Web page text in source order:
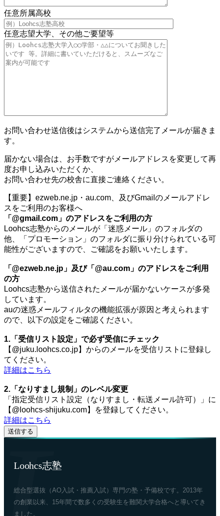
任意所属高校
任意志望大学、その他ご要望等
お問い合わせ送信後はシステムから送信完了メールが届きま
す。
届かない場合は、お手数ですがメールアドレスを変更して再
度お申し込みいただくか、
お問い合わせ先の校舎に直接ご連絡ください。
【重要】ezweb.ne.jp・au.com、及びGmailのメールアドレ
スをご利用のお客様へ
「@gmail.com」のアドレスをご利用の方
Loohcs志塾からのメールが「迷惑メール」のフォルダの
他、「プロモーション」のフォルダに振り分けられている可
能性がございますので、ご確認をお願いいたします。
「@ezweb.ne.jp」及び「@au.com」のアドレスをご利用
の方
Loohcs志塾から送信されたメールが届かないケースが多発
しています。
auの迷惑メールフィルタの機能拡張が原因と考えられます
ので、以下の設定をご確認ください。
1.「受信リスト設定」で必ず受信にチェック
【@juku.loohcs.co.jp】からのメールを受信リストに登録し
てください。
詳細はこちら
2.「なりすまし規制」のレベル変更
「指定受信リスト設定（なりすまし・転送メール許可）」に
【@loohcs-shijuku.com】を登録してください。
詳細はこちら
Loohcs志塾
総合型選抜（AO入試・推薦入試）専門の塾・予備校です。2013年
の創業以来、15年間で数多くの受験生を難関大学合格へと導いてき
ました。